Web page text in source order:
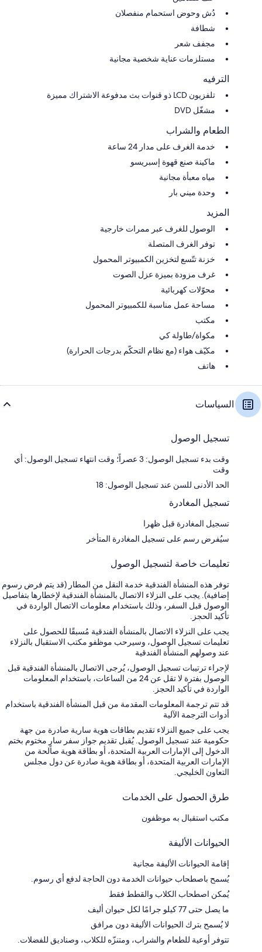
دُش وحوض استحمام منفصلان
شطافة
مجفف شعر
مستلزمات عناية شخصية مجانية
الترفيه
تلفزيون LCD ذو قنوات بث مدفوعة الاشتراك مميزة
مشغّل DVD
الطعام والشراب
خدمة الغرف على مدار 24 ساعة
ماكينة صنع قهوة إسبريسو
مياه معبأة مجانية
وحدة ميني بار
المزيد
الوصول للغرف عبر ممرات خارجية
توفر الغرف المتصلة
خزنة تتّسع لتخزين الكمبيوتر المحمول
غرف مزودة بميزة عزل الصوت
محوّلات كهربائية
مساحة عمل مناسبة للكمبيوتر المحمول
مكتب
مكواة/طاولة كي
مكيّف هواء (مع نظام التحكّم بدرجات الحرارة)
هاتف
السياسات
تسجيل الوصول
وقت بدء تسجيل الوصول: 3 عصراً؛ وقت انتهاء تسجيل الوصول: أي
وقت
الحد الأدنى للسن عند تسجيل الوصول: 18
تسجيل المغادرة
تسجيل المغادرة قبل ظهرا
سيُفرض رسم على تسجيل المغادرة المتأخر
تعليمات خاصة لتسجيل الوصول
توفر هذه المنشأة الفندقية خدمة النقل من المطار (قد يتم فرض رسوم
إضافية). يجب على النزلاء الاتصال بالمنشأة الفندقية لإخطارها بتفاصيل
الوصول قبل السفر، وذلك باستخدام معلومات الاتصال الواردة في
تأكيد الحجز.
يجب على النزلاء الاتصال بالمنشأة الفندقية مُسبقًا للحصول على
تعليمات تسجيل الوصول، وسيرحب موظفو مكتب الاستقبال بالنزلاء
عند وصولهم المنشأة الفندقية
لإجراء ترتيبات تسجيل الوصول، يُرجى الاتصال بالمنشأة الفندقية قبل
الوصول بفترة لا تقل عن 24 من الساعات، باستخدام المعلومات
الواردة في تأكيد الحجز.
قد تتم ترجمة المعلومات المقدمة من قبل المنشأة الفندقية باستخدام
أدوات الترجمة الآلية
يجب على جميع النزلاء تقديم بطاقات هوية سارية صادرة من جهة
حكومية عند تسجيل الوصول. يُقبل تقديم جواز سفر سارٍ مختوم بختم
الدخول إلى الإمارات العربية المتحدة، أو بطاقة هوية صالحة من
الإمارات العربية المتحدة، أو بطاقة هوية صادرة عن دول مجلس
التعاون الخليجي.
طرق الحصول على الخدمات
مكتب استقبال به موظفون
الحيوانات الأليفة
إقامة الحيوانات الأليفة مجانية
يُسمح باصطحاب حيوانات الخدمة دون الحاجة لدفع أي رسوم.
يُمكن اصطحاب الكلاب والقطط فقط
ما يصل حتى 77 كيلو جرامًا لكل حيوان أليف
لا يُسمح بترك الحيوانات الأليفة دون مرافق
تتوفر أوعية للطعام والشراب، ومتنزّه للكلاب، وصناديق للفضلات.